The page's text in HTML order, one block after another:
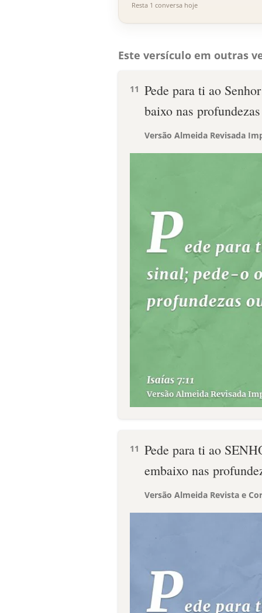
Resta 1 conversa hoje
Este versículo em outras
11 Pede para ti ao
baixo nas
Versão Almeida Revisada
11 Pede para ti ao
embaixo nas
Versão Almeida Revista e